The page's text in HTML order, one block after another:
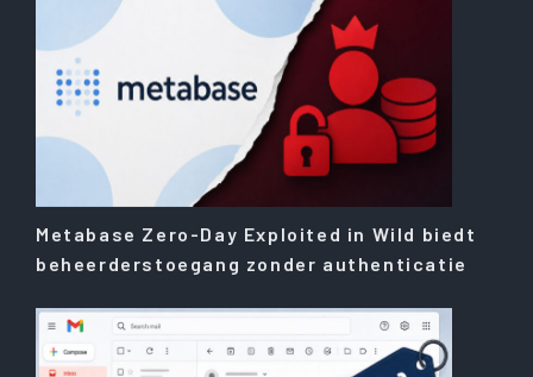
Metabase Zero-Day Exploited in Wild biedt
beheerderstoegang zonder authenticatie